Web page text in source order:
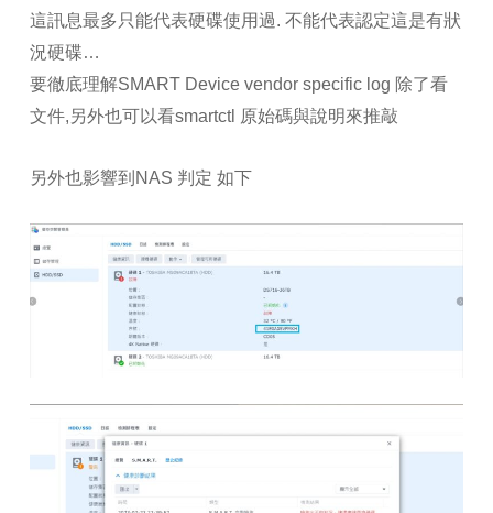
這訊息最多只能代表硬碟使用過. 不能代表認定這是有狀
況硬碟…
要徹底理解SMART Device vendor specific log 除了看
文件,另外也可以看smartctl 原始碼與說明來推敲
另外也影響到NAS 判定 如下